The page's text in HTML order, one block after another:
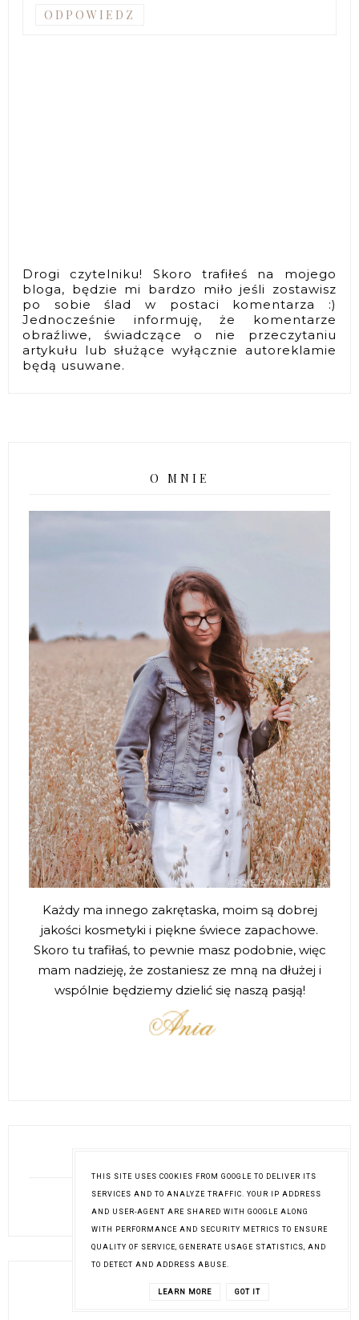
ODPOWIEDZ
Drogi czytelniku! Skoro trafiłeś na mojego
bloga, będzie mi bardzo miło jeśli zostawisz
po sobie ślad w postaci komentarza :)
Jednocześnie informuję, że komentarze
obraźliwe, świadczące o nie przeczytaniu
artykułu lub służące wyłącznie autoreklamie
będą usuwane.
O MNIE
Każdy ma innego zakrętaska, moim są dobrej
jakości kosmetyki i piękne świece zapachowe.
Skoro tu trafiłaś, to pewnie masz podobnie, więc
mam nadzieję, że zostaniesz ze mną na dłużej i
wspólnie będziemy dzielić się naszą pasją!
THIS SITE USES COOKIES FROM GOOGLE TO DELIVER ITS
SERVICES AND TO ANALYZE TRAFFIC. YOUR IP ADDRESS
AND USER-AGENT ARE SHARED WITH GOOGLE ALONG
WITH PERFORMANCE AND SECURITY METRICS TO ENSURE
QUALITY OF SERVICE, GENERATE USAGE STATISTICS, AND
TO DETECT AND ADDRESS ABUSE.
LEARN MORE GOT IT